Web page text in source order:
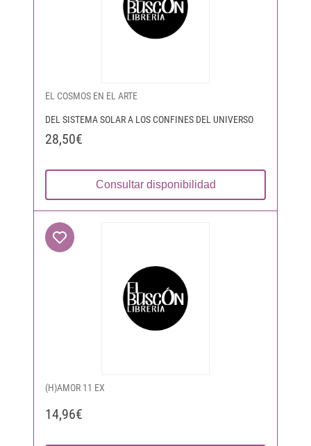
EL COSMOS EN EL ARTE
DEL SISTEMA SOLAR A LOS CONFINES DEL UNIVERSO
28,50€
Consultar disponibilidad
(H)AMOR 11 EX
14,96€